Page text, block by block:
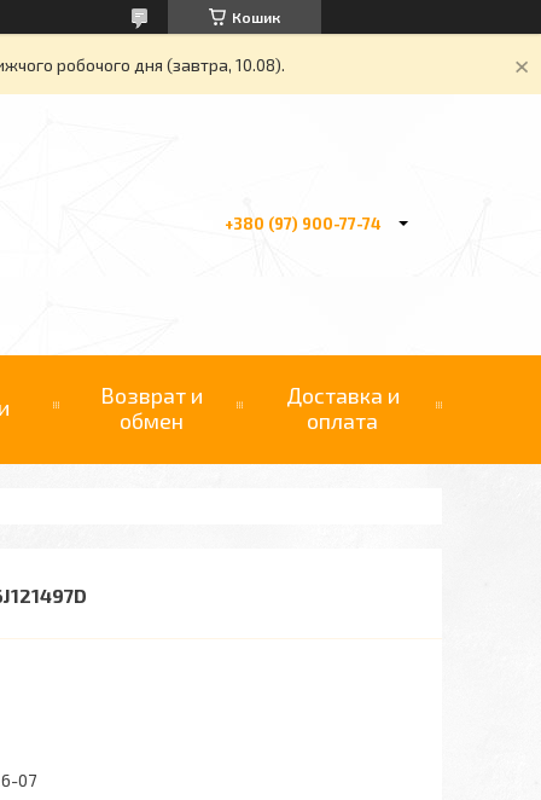
Кошик
робочого дня (завтра, 10.08).
+380 (97) 900-77-74
Возврат и
обмен
Доставка и
оплата
07